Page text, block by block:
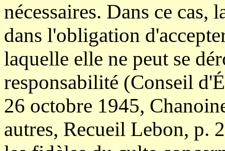
nécessaires. Dans ce
dans l'obligation
laquelle elle ne peut se
responsabilité (Conseil
26 octobre 1945,
autres, Recueil Lebon, p.